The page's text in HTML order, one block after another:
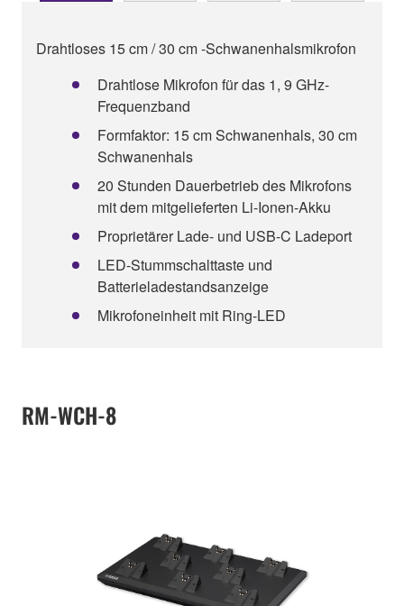
Drahtloses 15 cm / 30 cm -Schwanenhalsmikrofon
Drahtlose Mikrofon für das 1, 9 GHz-
Frequenzband
Formfaktor: 15 cm Schwanenhals, 30 cm
Schwanenhals
20 Stunden Dauerbetrieb des Mikrofons
mit dem mitgelieferten Li-Ionen-Akku
Proprietärer Lade- und USB-C Ladeport
LED-Stummschalttaste und
Batterieladestandsanzeige
Mikrofoneinheit mit Ring-LED
RM-WCH-8